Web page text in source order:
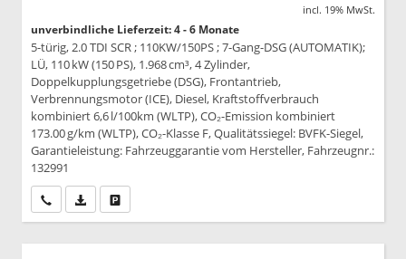
incl. 19% MwSt.
unverbindliche Lieferzeit: 4 - 6 Monate
5-türig, 2.0 TDI SCR ; 110KW/150PS ; 7-Gang-DSG (AUTOMATIK);
LÜ, 110 kW (150 PS), 1.968 cm³, 4 Zylinder,
Doppelkupplungsgetriebe (DSG), Frontantrieb,
Verbrennungsmotor (ICE), Diesel, Kraftstoffverbrauch
kombiniert 6,6 l/100km (WLTP), CO₂-Emission kombiniert
173.00 g/km (WLTP), CO₂-Klasse F, Qualitätssiegel: BVFK-Siegel,
Garantieleistung: Fahrzeuggarantie vom Hersteller, Fahrzeugnr.:
132991
Wir rufen Sie anPDF-Datei, Fahrzeugexposé drucken